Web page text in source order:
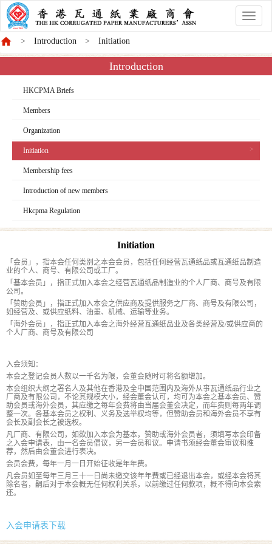
香
港
會
Introduction Initiation
Introduction
HKCPMA Briefs
Members
Organization
Initiation
Membership fees
Introduction of new members
Hkcpma Regulation
Initiation
「会员」，指本会任何类别之本会会员，包括任何经营瓦通纸品或瓦通纸品制造
业的个人、商号、有限公司或工厂。
「基本会员」，指正式加入本会之经营瓦通纸品制造业的个人厂商、商号及有限
公司。
「赞助会员」，指正式加入本会之供应商及提供服务之厂商、商号及有限公司，
如经营及、或供应纸料、油墨、机械、运输等业务。
「海外会员」，指正式加入本会之海外经营瓦通纸品业及各类经营及/或供应商的
个人厂商、商号及有限公司
入会须知：
本会之登记会员人数以一千名为限，会董会随时可将名额增加。
本会组织大纲之署名人及其他在香港及全中国范围内及海外从事瓦通纸品行业之
厂商及有限公司，不论其规模大小，经会董会认可，均可为本会之基本会员、赞
助会员或海外会员，其应缴之每年会费将由当届会董会决定，而年费则每两年调
整一次。各基本会员之权利、义务及选举权均等，但赞助会员和海外会员不享有
会长及副会长之被选权。
凡厂商、有限公司，如欲加入本会为基本，赞助或海外会员者，须填写本会印备
之入会申请表，由一名会员倡议，另一会员和议。申请书须经会董会审议和推
荐，然后由会董会进行表决。
会员会费，每年一月一日开始征收是年年费。
凡会员如至每年三月三十一日尚未缴交该年年费或已经退出本会，或经本会将其
除名者，嗣后对于本会概无任何权利关系，以前缴过任何款项，概不得向本会索
还。
入会申请表下载